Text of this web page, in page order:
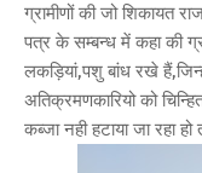
ग्रामीणों की जो शिकायत
पत्र के सम्बन्ध में कहा की
लकड़ियां,पशु बांध रखे
अतिक्रमणकारियो को
कब्जा नही हटाया जा रहा हो